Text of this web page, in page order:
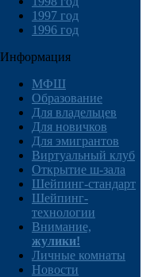
1997 год
1996 год
Информация
МФШ
Образование
Для владельцев
Для новичков
Для эмигрантов
Виртуальный клуб
Открытие ш-зала
Шейпинг-стандарт
Шейпинг-
технологии
Внимание,
жулики!
Личные комнаты
Новости